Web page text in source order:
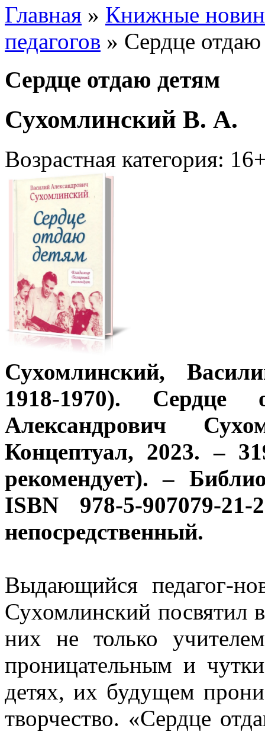
Главная » Книжные
педагогов » Сердце
Сердце отдаю детям
Сухомлинский В. А.
Возрастная категория:
Сухомлинский,
1918-1970).
Александрович
Концептуал, 2023. –
рекомендует). –
ISBN 978-5-907079-
непосредственный.
Выдающийся педагог-
Сухомлинский посвятил
них не только
проницательным и
детях, их будущем
творчество. «Сердце